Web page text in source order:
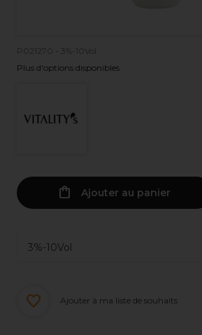
P021270 - 3%-10Vol
Plus d'options disponibles
Ajouter au panier
Ajouter à ma liste de souhaits